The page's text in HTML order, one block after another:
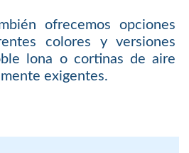
ofrecemos opciones
colores y versiones
lona o cortinas de aire
exigentes.